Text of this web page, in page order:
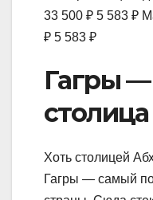
33 500 ₽ 5 583 ₽
₽ 5 583 ₽
Гагры —
Хоть столицей
Гагры — самый